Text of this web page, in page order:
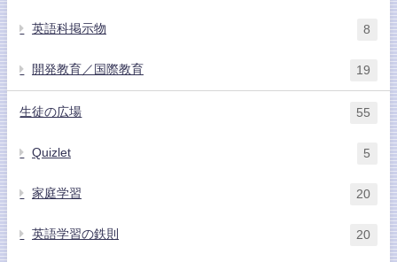
英語科掲示物 8
開発教育／国際教育 19
生徒の広場 55
Quizlet 5
家庭学習 20
英語学習の鉄則 20